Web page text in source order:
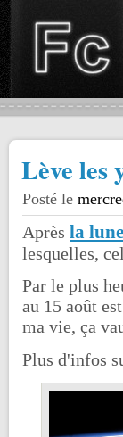
Lève les
Posté le
Après la lune
lesquelles,
Par le plus
au 15 août
ma vie, ça
Plus d'infos